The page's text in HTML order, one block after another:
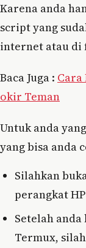
Karena anda
script yang
internet atau
Baca Juga :
okir Teman
Untuk anda
yang bisa anda
Silahkan
perangkat
Setelah
Termux,